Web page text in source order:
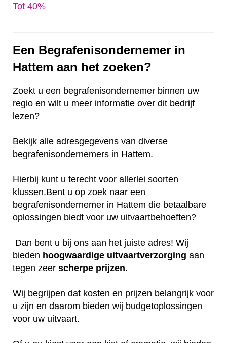
Tot 40%‎
Een Begrafenisondernemer in
Hattem aan het zoeken?
Zoekt u een begrafenisondernemer binnen uw
regio en wilt u meer informatie over dit bedrijf
lezen?
Bekijk alle adresgegevens van diverse
begrafenisondernemers in Hattem.
Hierbij kunt u terecht voor allerlei soorten
klussen.Bent u op zoek naar een
begrafenisondernemer in Hattem die betaalbare
oplossingen biedt voor uw uitvaartbehoeften?
Dan bent u bij ons aan het juiste adres! Wij
bieden hoogwaardige uitvaartverzorging aan
tegen zeer scherpe prijzen.
Wij begrijpen dat kosten en prijzen belangrijk voor
u zijn en daarom bieden wij budgetoplossingen
voor uw uitvaart.